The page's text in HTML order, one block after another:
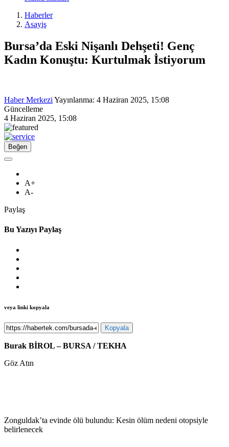
Haberler
Asayiş
Bursa’da Eski Nişanlı Dehşeti! Genç
Kadın Konuştu: Kurtulmak İstiyorum
Haber Merkezi Yayınlanma: 4 Haziran 2025, 15:08
Güncelleme
4 Haziran 2025, 15:08
Beğen
A+
A-
Paylaş
Bu Yazıyı Paylaş
veya linki kopyala
Kopyala
Burak BİROL – BURSA / TEKHA
Göz Atın
Zonguldak’ta evinde ölü bulundu: Kesin ölüm nedeni otopsiyle
belirlenecek